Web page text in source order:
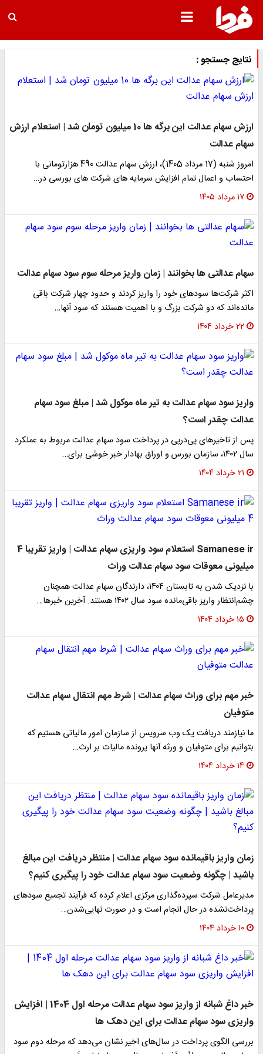
نتایج جستجو :
ارزش سهام عدالت این برگه ها 10 میلیون تومان شد | استعلام ارزش
سهام عدالت
امروز شنبه (17 مرداد 1405)، ارزش سهام عدالت 490 هزارتومانی با
احتساب و اعمال تمام افزایش سرمایه های شرکت های بورسی در…
۱۷ مرداد ۱۴۰۵
سهام عدالتی ها بخوانند | زمان واریز مرحله سوم‌ سود سهام عدالت
اکثر شرکت‌ها سودهای خود را واریز کردند و حدود چهار شرکت باقی
مانده‌اند که دو شرکت بزرگ و با اهمیت هستند که سود آنها…
۲۲ خرداد ۱۴۰۴
واریز سود سهام عدالت به تیر ماه موکول شد | مبلغ سود سهام
عدالت چقدر است؟
پس از تاخیرهای پی‌درپی در پرداخت سود سهام عدالت مربوط به عملکرد
سال ۱۴۰۲، سازمان بورس و اوراق بهادار خبر خوشی برای…
۲۱ خرداد ۱۴۰۴
Samanese ir استعلام سود واریزی سهام عدالت | واریز تقریبا 4
میلیونی معوقات سود سهام عدالت وراث
با نزدیک شدن به تابستان ۱۴۰۴، دارندگان سهام عدالت همچنان
چشم‌انتظار واریز باقی‌مانده سود سال ۱۴۰۲ هستند. آخرین خبرها…
۱۵ خرداد ۱۴۰۴
خبر مهم برای وراث سهام عدالت | شرط مهم انتقال سهام عدالت
متوفیان
ما نیازمند دریافت یک وب سرویس از سازمان امور مالیاتی هستیم که
بتوانیم برای متوفیان و ورثه آنها پرونده مالیات بر ارث…
۱۴ خرداد ۱۴۰۴
زمان واریز باقیمانده سود سهام عدالت | منتظر دریافت این مبالغ
باشید | چگونه وضعیت سود سهام عدالت خود را پیگیری کنیم؟
مدیرعامل شرکت سپرده‌گذاری مرکزی اعلام کرده که فرآیند تجمیع سودهای
پرداخت‌نشده در حال انجام است و در صورت نهایی‌شدن…
۱۰ خرداد ۱۴۰۴
خبر داغ شبانه از واریز سود سهام عدالت مرحله اول 1404 | افزایش
واریزی سود سهام عدالت برای این دهک ها
بررسی الگوی پرداخت در سال‌های اخیر نشان می‌دهد که مرحله دوم سود